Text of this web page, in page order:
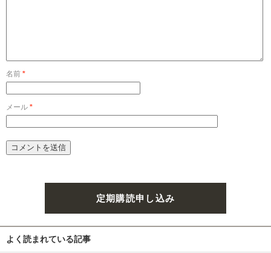
名前 *
メール *
定期購読申し込み
よく読まれている記事